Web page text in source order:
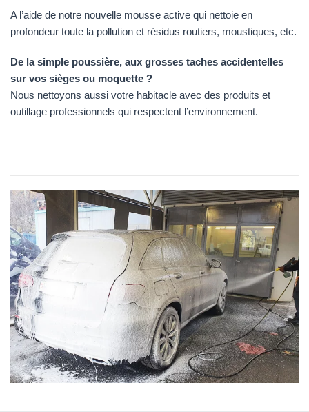
A l’aide de notre nouvelle mousse active qui nettoie en
profondeur toute la pollution et résidus routiers, moustiques, etc.
De la simple poussière, aux grosses taches accidentelles
sur vos sièges ou moquette ?
Nous nettoyons aussi votre habitacle avec des produits et
outillage professionnels qui respectent l’environnement.